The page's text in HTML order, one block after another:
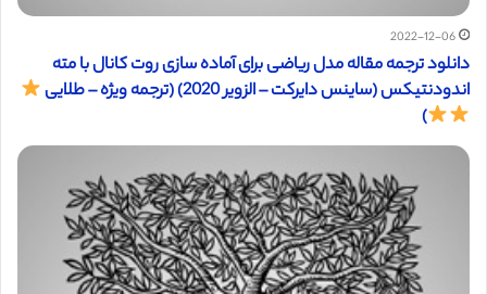
2022-12-06
دانلود ترجمه مقاله مدل ریاضی برای آماده سازی روت کانال با مته
اندودنتیکس (ساینس دایرکت – الزویر 2020) (ترجمه ویژه – طلایی
)